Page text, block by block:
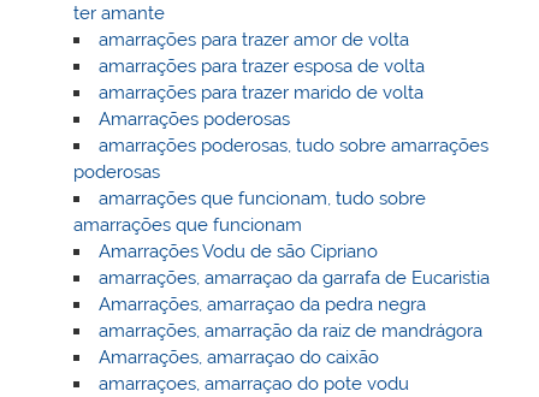
ter amante
amarrações para trazer amor de volta
amarrações para trazer esposa de volta
amarrações para trazer marido de volta
Amarrações poderosas
amarrações poderosas, tudo sobre amarrações
poderosas
amarrações que funcionam, tudo sobre
amarrações que funcionam
Amarrações Vodu de são Cipriano
amarrações, amarraçao da garrafa de Eucaristia
Amarrações, amarraçao da pedra negra
amarrações, amarração da raiz de mandrágora
Amarrações, amarraçao do caixão
amarraçoes, amarraçao do pote vodu